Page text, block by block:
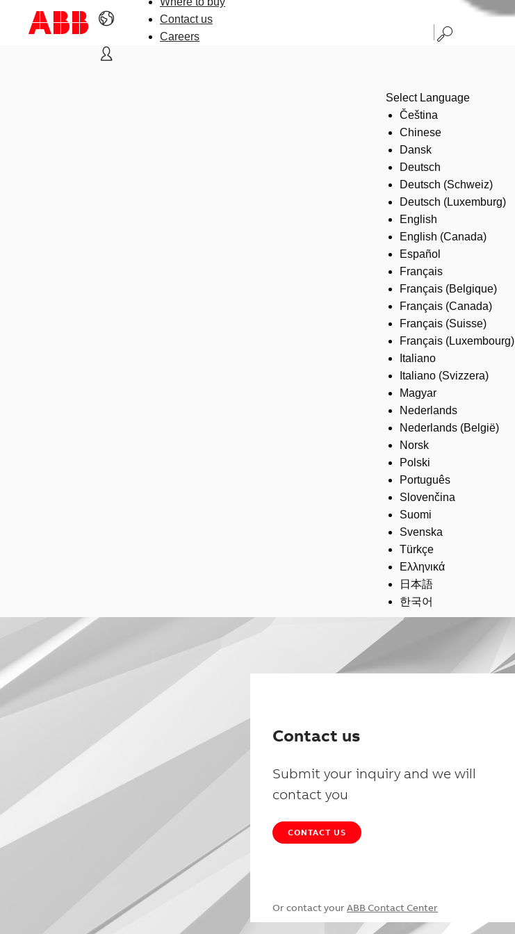
Contact us
Careers
Select Language
Čeština
Chinese
Dansk
Deutsch
Deutsch (Schweiz)
Deutsch (Luxemburg)
English
English (Canada)
Español
Français
Français (Belgique)
Français (Canada)
Français (Suisse)
Français (Luxembourg)
Italiano
Italiano (Svizzera)
Magyar
Nederlands
Nederlands (België)
Norsk
Polski
Português
Slovenčina
Suomi
Svenska
Türkçe
Ελληνικά
日本語
한국어
Contact us
Submit your inquiry and we will
contact you
CONTACT US
Or contact your ABB Contact Center